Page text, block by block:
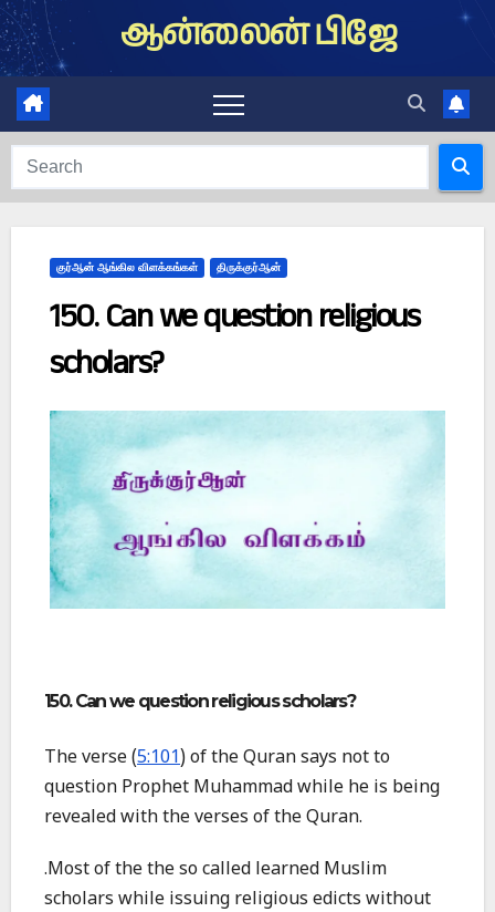
Skip
to
content
ஆன்லைன் பிஜே
குர்ஆன் ஆங்கில விளக்கங்கள் திருக்குர்ஆன்
150. Can we question religious
scholars?
150. Can we question religious scholars?
The verse (5:101) of the Quran says not to
question Prophet Muhammad while he is being
revealed with the verses of the Quran.
.Most of the the so called learned Muslim
scholars while issuing religious edicts without